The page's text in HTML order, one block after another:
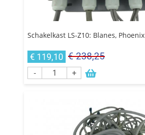
Schakelkast LS-Z10: Blanes, Phoenix
€ 119,10 € 238,25
- +